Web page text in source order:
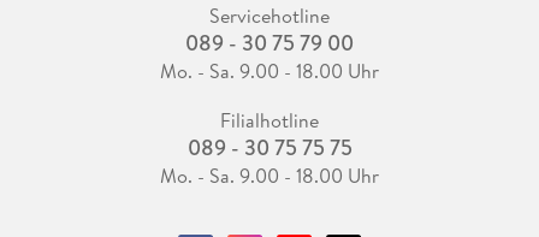
Servicehotline
089 - 30 75 79 00
Mo. - Sa. 9.00 - 18.00 Uhr
Filialhotline
089 - 30 75 75 75
Mo. - Sa. 9.00 - 18.00 Uhr